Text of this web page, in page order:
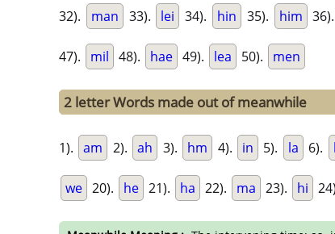
32). man 33). lei 34). hin 35). him 36).
47). mil 48). hae 49). lea 50). men
2 letter Words made out of meanwhile
1). am 2). ah 3). hm 4). in 5). la 6).
we 20). he 21). ha 22). ma 23). hi